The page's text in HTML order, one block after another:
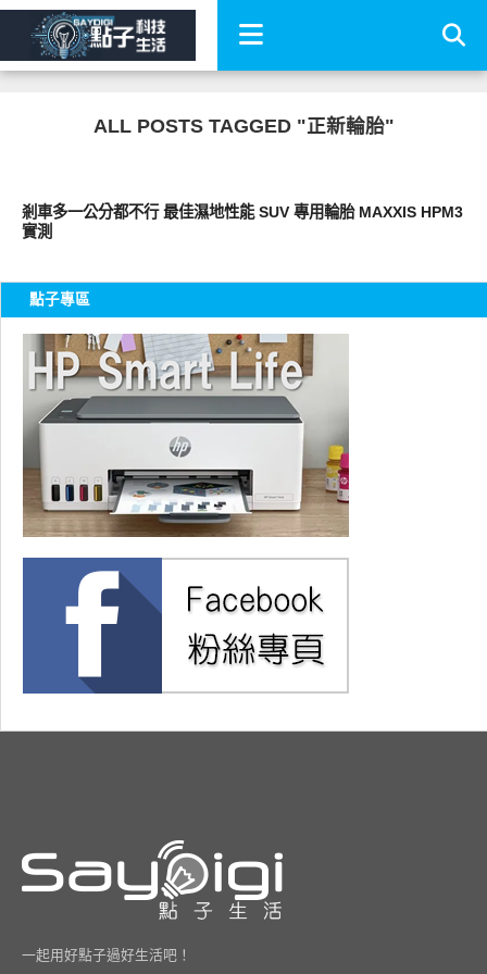
ALL POSTS TAGGED "正新輪胎"
剎車多一公分都不行 最佳濕地性能 SUV 專用輪胎 MAXXIS HPM3
實測
點子專區
一起用好點子過好生活吧！